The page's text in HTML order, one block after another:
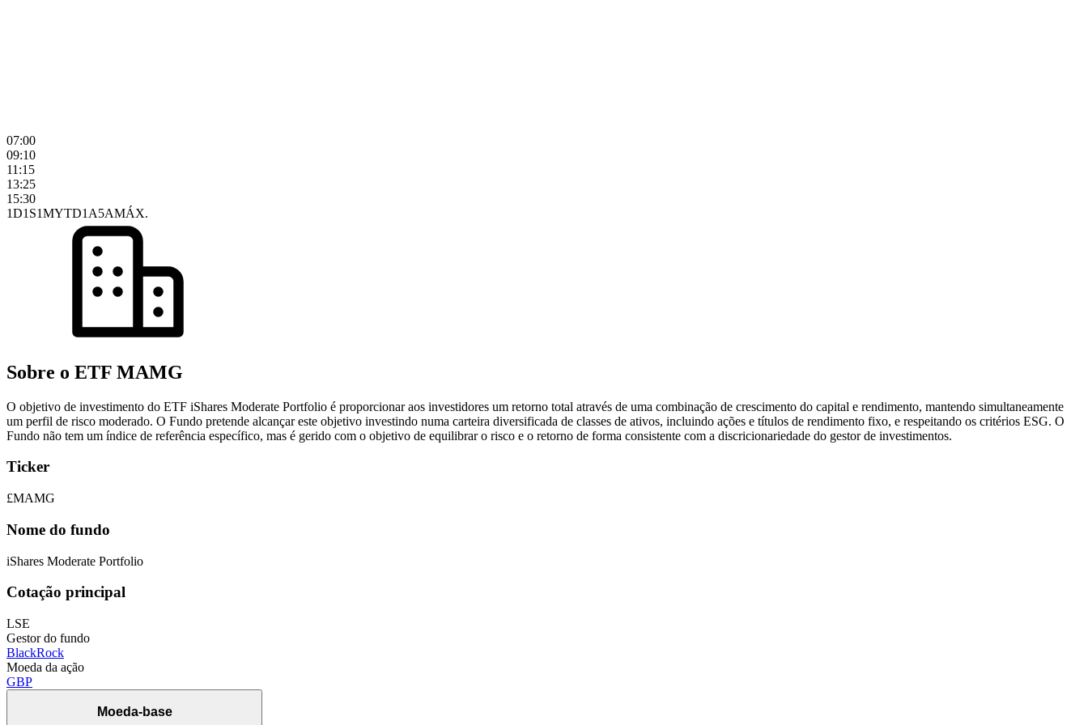
07:00
09:10
11:15
13:25
15:30
1D1S1MYTD1A5AMÁX.
Sobre o ETF MAMG
O objetivo de investimento do ETF iShares Moderate Portfolio é proporcionar aos investidores um retorno total através de uma combinação de crescimento do capital e rendimento, mantendo simultaneamente
um perfil de risco moderado. O Fundo pretende alcançar este objetivo investindo numa carteira diversificada de classes de ativos, incluindo ações e títulos de rendimento fixo, e respeitando os critérios ESG. O
Fundo não tem um índice de referência específico, mas é gerido com o objetivo de equilibrar o risco e o retorno de forma consistente com a discricionariedade do gestor de investimentos.
Ticker
£MAMG
Nome do fundo
iShares Moderate Portfolio
Cotação principal
LSE
Gestor do fundo
BlackRock
Moeda da ação
GBP
Moeda-base